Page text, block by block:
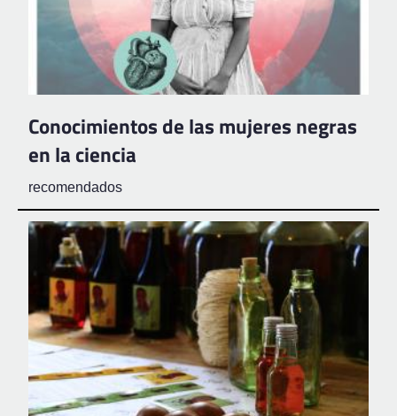
Conocimientos de las mujeres negras
en la ciencia
recomendados